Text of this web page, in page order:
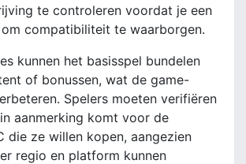
te controleren voordat je een
compatibiliteit te waarborgen.
kunnen het basisspel bundelen
of bonussen, wat de game-
Spelers moeten verifiëren
aanmerking komt voor de
die ze willen kopen, aangezien
regio en platform kunnen